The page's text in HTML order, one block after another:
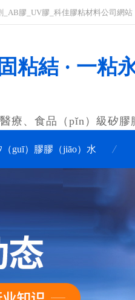
膠_UV膠_科佳膠粘材料公司網站
粘結 · 一粘
療、食品（pǐn）級矽膠
（guī）膠膠（jiāo）水